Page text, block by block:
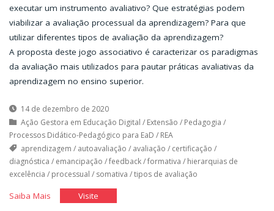
executar um instrumento avaliativo? Que estratégias podem
viabilizar a avaliação processual da aprendizagem? Para que
utilizar diferentes tipos de avaliação da aprendizagem?
A proposta deste jogo associativo é caracterizar os paradigmas
da avaliação mais utilizados para pautar práticas avaliativas da
aprendizagem no ensino superior.
14 de dezembro de 2020
Ação Gestora em Educação Digital / Extensão / Pedagogia /
Processos Didático-Pedagógico para EaD / REA
aprendizagem / autoavaliação / avaliação / certificação /
diagnóstica / emancipação /feedback/formativa / hierarquias de
excelência / processual / somativa /tipos de avaliação
Saiba Mais"Paradigmas
Visite"Paradigmas